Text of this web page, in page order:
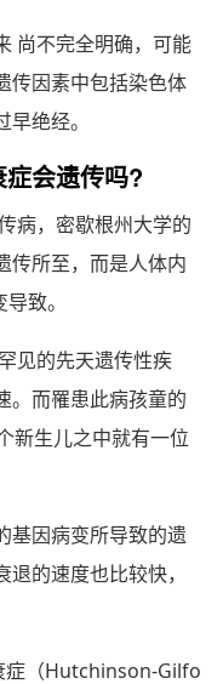
尚不完全明确，可能
传因素中包括染色体
绝经。
会遗传吗?
病，密歇根州大学的
传所至，而是人体内
致。
见的先天遗传性疾
。而罹患此病孩童的
新生儿之中就有一位
基因病变所导致的遗
的速度也比较快，
症（Hutchinson-Gilfo